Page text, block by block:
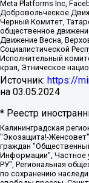
Meta Platforms Inc,
Добровольческое
Черный Комитет,
общественное
Движение Весна,
Социалистической
Исполнительный
края, Этническое
Источник: https://
на 03.05.2024
* Реестр
Калининградская региональная общественная организация "Экозащита!-Женсовет", Фонд содействия защите прав и свобод граждан "Общественный вердикт", Фонд "Институт Развития Свободы Информации", Частное учреждение "Информационное агентство МЕМО. РУ", Региональная общественная организация "Общественная комиссия по сохранению наследия академика Сахарова", Фонд поддержки свободы прессы, Санкт-Петербургская общественная правозащитная организация "Гражданский контроль", Межрегиональная общественная организация "Информационно-просветительский центр "Мемориал", Региональный Фонд "Центр Защиты Прав Средств Массовой Информации", с 05.12.2023 Фонд "Центр Защиты Прав Средств массовой информации", Региональная общественная благотворительная организация помощи беженцам и мигрантам "Гражданское содействие", Негосударственное образовательное учреждение дополнительного профессионального образования (повышение квалификации) специалистов "АКАДЕМИЯ ПО ПРАВАМ ЧЕЛОВЕКА", Свердловская региональная общественная организация "Сутяжник", Автономная некоммерческая организация "Центр независимых социологических исследований", Союз общественных объединений "Российский исследовательский центр по правам человека", Региональное общественное учреждение научно-информационный центр "МЕМОРИАЛ", Некоммерческая организация "Фонд защиты гласности", Автономная некоммерческая организация "Институт прав человека", Городская общественная организация "Екатеринбургское общество "МЕМОРИАЛ", Городская общественная организация "Рязанское историко-просветительское и правозащитное общество "Мемориал" (Рязанский Мемориал), Челябинский региональный орган общественной самодеятельности – женское общественное объединение "Женщины Евразии", Челябинский региональный орган общественной самодеятельности "Уральская правозащитная группа", Фонд содействия защите здоровья и социальной справедливости имени Андрея Рылькова, Автономная Некоммерческая Организация "Аналитический Центр Юрия Левады", Автономная некоммерческая организация социальной поддержки населения "Проект Апрель", Региональная общественная организация помощи женщинам и детям, находящимся в кризисной ситуации "Информационно-методический центр "Анна", Фонд содействия развитию массовых коммуникаций и правовому просвещению "Так-так-Так", Фонд содействия устойчивому развитию "Серебряная тайга", Свердловский региональный общественный фонд социальных проектов "Новое время", "Idel.Реалии", Кавказ.Реалии, Крым.Реалии, Телеканал Настоящее Время, Татаро-башкирская служба Радио Свобода (Azatliq Radiosi), Радио Свободная Европа/Радио Свобода (PCE/PC), "Сибирь.Реалии", "Фактограф", Благотворительный фонд помощи осужденным и их семьям, Автономная некоммерческая организация "Институт глобализации и социальных движений", Фонд "В защиту прав заключенных", Частное учреждение "Центр поддержки и содействия развитию средств массовой информации", Пензенский региональный общественный благотворительный фонд "Гражданский союз", "Север.Реалии", Некоммерческая организация Фонд "Правовая инициатива", Общество с ограниченной ответственностью "Радио Свободная Европа/Радио Свобода", Чешское информационное агентство "MEDIUM-ORIENT", Красноярская региональная общественная организация "Мы против СПИДа", Камалягин Денис Николаевич, Маркелов Сергей Евгеньевич, Пономарев Лев Александрович, Савицкая Людмила Алексеевна, Автономная некоммерческая организация "Центр по работе с проблемой насилия "НАСИЛИЮ.НЕТ", Межрегиональный профессиональный союз работников здравоохранения "Альянс врачей", Юридическое лицо, зарегистрированное в Латвийской Республике, SIA "Medusa Project" (регистрационный номер 40103797863, дата регистрации 10.06.2014), Некоммерческая организация "Фонд по борьбе с коррупцией", Автономная некоммерческая организация "Институт права и публичной политики", Баданин Роман Сергеевич, Гликин Максим Александрович, Железнова Мария